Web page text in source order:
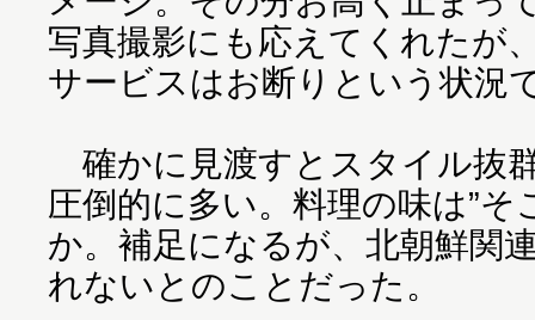
写真撮影にも応えてくれたが
サービスはお断りという状況
確かに見渡すとスタイル抜
圧倒的に多い。料理の味は”
か。補足になるが、北朝鮮関
れないとのことだった。